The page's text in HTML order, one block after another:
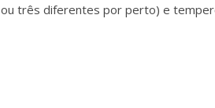
ou três diferentes por perto) e